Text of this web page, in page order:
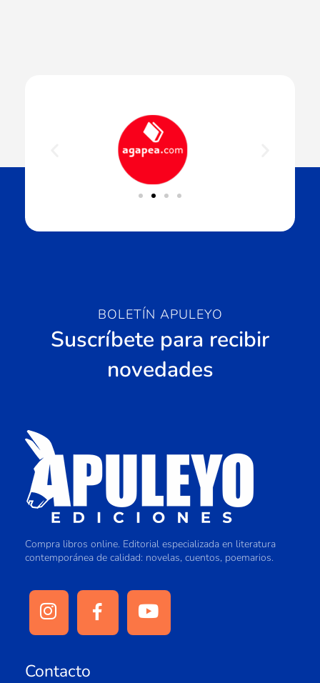
BOLETÍN APULEYO
Suscríbete para recibir
novedades
Compra libros online. Editorial especializada en literatura
contemporánea de calidad: novelas, cuentos, poemarios.
Contacto